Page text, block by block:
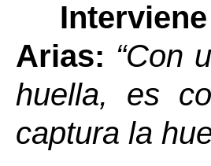
Arias: “Con
huella, es
captura la